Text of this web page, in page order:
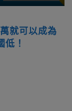
就可以成為
！